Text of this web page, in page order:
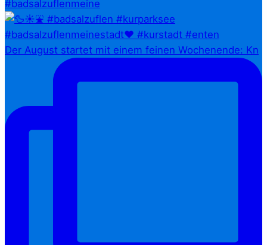
#badsalzuflenmeine
Der August startet mit einem feinen Wochenende: Kn